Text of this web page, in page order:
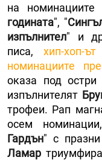
на
годината", "
изпълнител" и
писа, хип-хоп-
номинациите
оказа под
изпълнителят
трофеи. Рап
осем
Гардън" с
Ламар